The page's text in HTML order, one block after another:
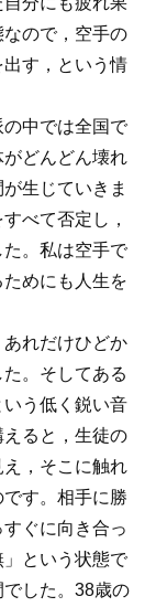
ので，空手の
す，という情
中では全国で
どんどん壊れ
生じていきま
べて否定し，
。私は空手で
めにも人生を
れだけひどか
。そしてある
う低く鋭い音
ると，生徒の
，そこに触れ
す。相手に勝
ぐに向き合っ
という状態で
した。38歳の